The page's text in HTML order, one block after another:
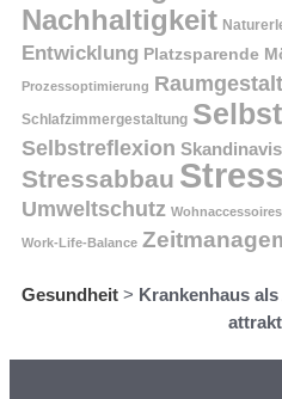
Nachhaltigkeit
Entwicklung Platzsparende
Prozessoptimierung
Schlafzimmergestaltung
Selbstreflexion
Stressabbau
Umweltschutz Wohnaccessoires
Work-Life-Balance
Gesundheit > Krankenhaus